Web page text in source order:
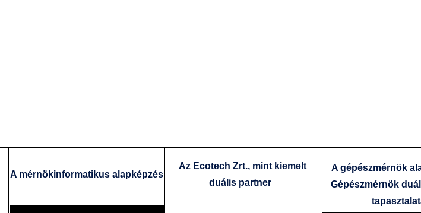
A mérnökinformatikus alapképzés
Az Ecotech Zrt., mint kiemelt
duális partner
A gépészmérnök
Gépészmérnök